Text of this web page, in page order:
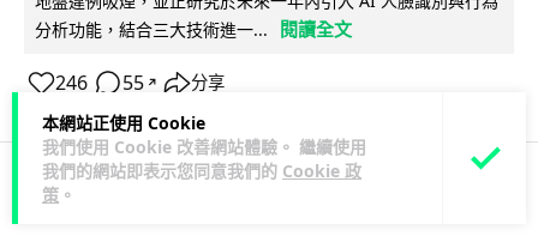
本網站正使用 Cookie
我們使用 Cookie 改善網站體驗。 繼續使用
我們的網站即表示您同意我們的 Cookie 政
策 。
分析功能，結合三大技術進一...
閱讀全文
246 55 ↗ 分享
人工智能